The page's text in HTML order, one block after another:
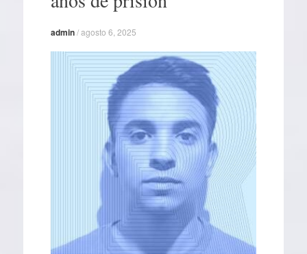
admin/agosto 6, 2025